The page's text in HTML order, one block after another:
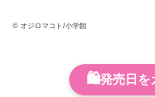
© オジロマコト/小学館
🛍️発売日を